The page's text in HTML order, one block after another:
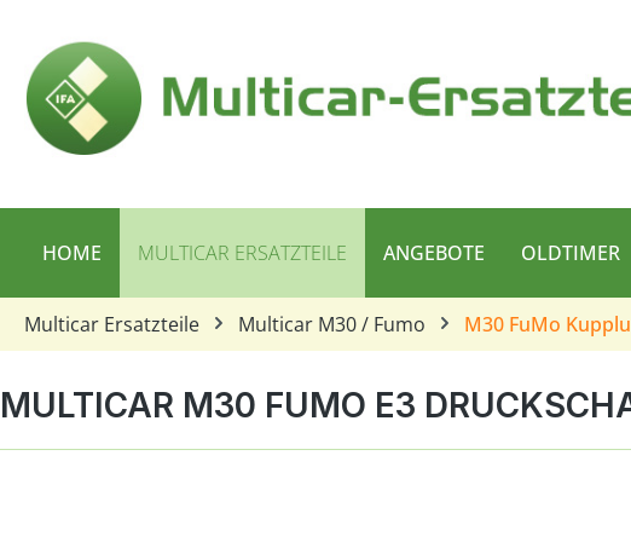
HOME MULTICAR ERSATZTEILE ANGEBOTE OLDTIMER
Multicar Ersatzteile Multicar M30 / Fumo M30 FuMo
MULTICAR M30 FUMO E3